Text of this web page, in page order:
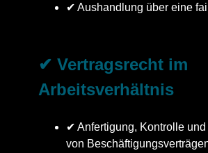
✔ Aushandlung über eine
✔ Vertragsrecht im
Arbeitsverhältnis
✔ Anfertigung, Kontrolle
von